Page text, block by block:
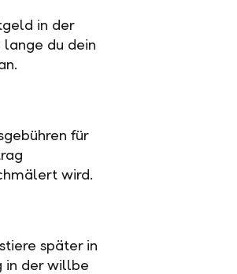
in der
lange du dein
für
wird.
später in
in der willbe